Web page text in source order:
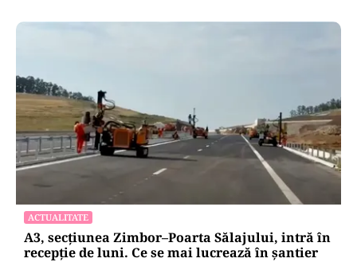
ACTUALITATE
A3, secțiunea Zimbor–Poarta Sălajului, intră în
recepție de luni. Ce se mai lucrează în șantier